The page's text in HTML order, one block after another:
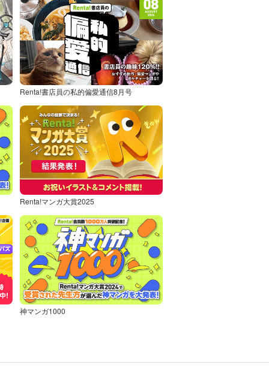
Renta!書店員の私的偏愛通信8月号
Renta!マンガ大賞2025
神マンガ1000